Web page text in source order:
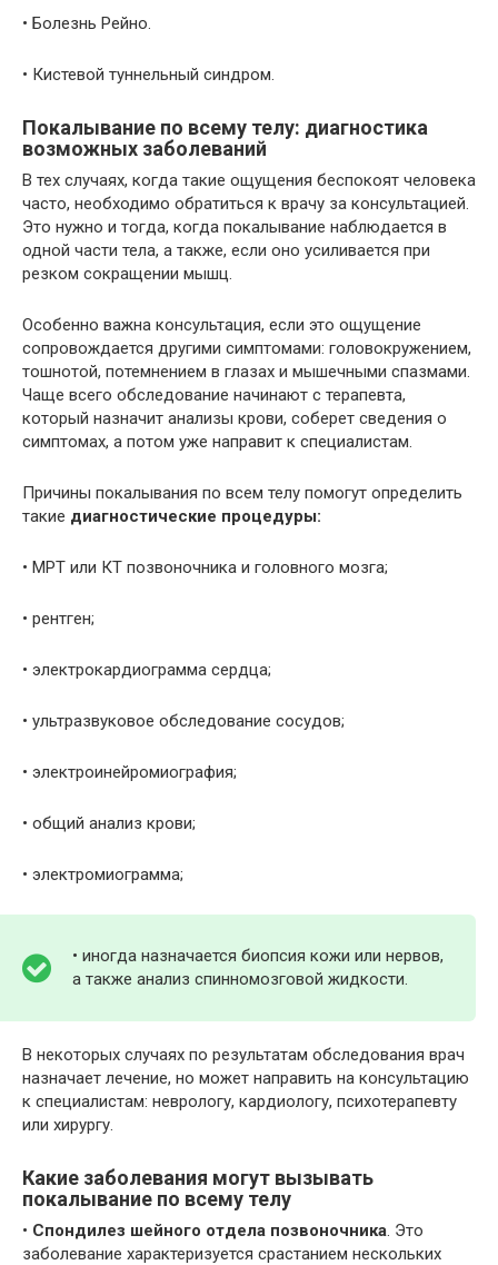
• Болезнь Рейно.
• Кистевой туннельный синдром.
Покалывание по всему телу: диагностика
возможных заболеваний
В тех случаях, когда такие ощущения беспокоят человека
часто, необходимо обратиться к врачу за консультацией.
Это нужно и тогда, когда покалывание наблюдается в
одной части тела, а также, если оно усиливается при
резком сокращении мышц.
Особенно важна консультация, если это ощущение
сопровождается другими симптомами: головокружением,
тошнотой, потемнением в глазах и мышечными спазмами.
Чаще всего обследование начинают с терапевта,
который назначит анализы крови, соберет сведения о
симптомах, а потом уже направит к специалистам.
Причины покалывания по всем телу помогут определить
такие диагностические процедуры:
• МРТ или КТ позвоночника и головного мозга;
• рентген;
• электрокардиограмма сердца;
• ультразвуковое обследование сосудов;
• электроинейромиография;
• общий анализ крови;
• электромиограмма;
• иногда назначается биопсия кожи или нервов,
а также анализ спинномозговой жидкости.
В некоторых случаях по результатам обследования врач
назначает лечение, но может направить на консультацию
к специалистам: неврологу, кардиологу, психотерапевту
или хирургу.
Какие заболевания могут вызывать
покалывание по всему телу
• Спондилез шейного отдела позвоночника. Это
заболевание характеризуется срастанием нескольких